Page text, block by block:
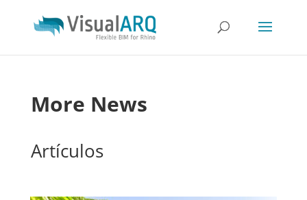
More News
Artículos